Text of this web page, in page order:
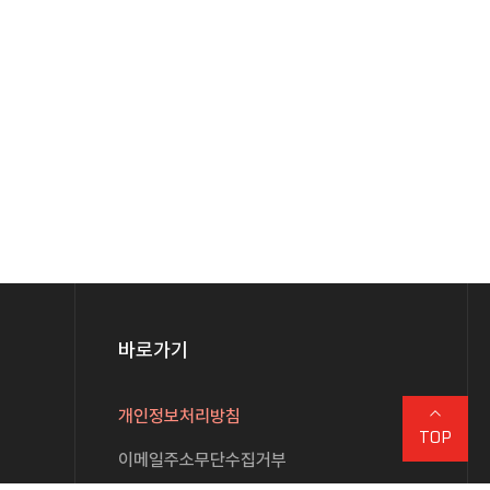
바로가기
개인정보처리방침
이메일주소무단수집거부
TOP